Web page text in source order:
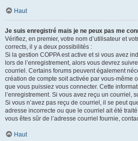
Haut
Je suis enregistré mais je ne peux pas me
Vérifiez, en premier, votre nom d’utilisateur et
corrects, il y a deux possibilités :
Si la gestion COPPA est active et si vous avez
lors de l’enregistrement, alors vous devrez
courriel. Certains forums peuvent également
création de compte soit activée par vous-même
que vous puissiez vous connecter. Cette
l’enregistrement. Si vous avez reçu un courriel,
Si vous n’avez pas reçu de courriel, il se peut
adresse incorrecte ou que le courriel ait été
vous êtes sûr de l’adresse courriel fournie,
Haut